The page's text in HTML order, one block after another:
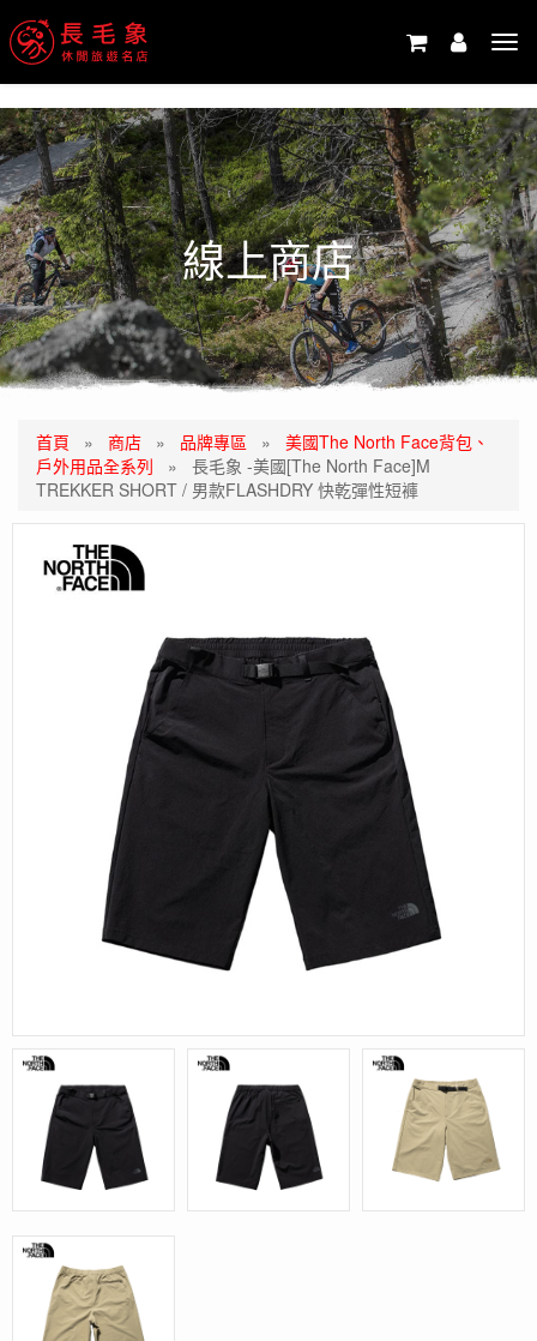
線上商店
首頁 » 商店 » 品牌專區 » 美國The North Face背包、
戶外用品全系列 » 長毛象 -美國[The North Face]M
TREKKER SHORT / 男款FLASHDRY 快乾彈性短褲